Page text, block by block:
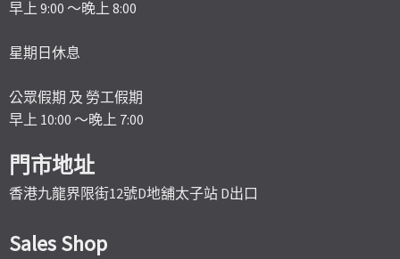
早上 9:00 ～晚上 8:00
星期日休息
公眾假期 及 勞工假期
早上 10:00 ～晚上 7:00
門市地址
香港九龍界限街12號D地舖太子站 D出口
Sales Shop